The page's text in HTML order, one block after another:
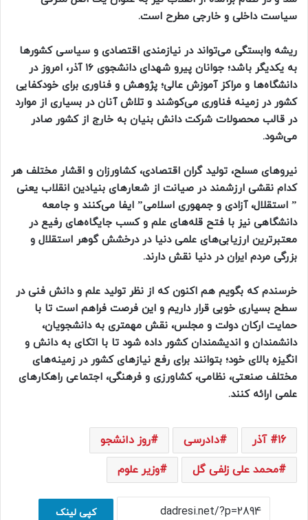
سیاست داخلی و خارجی مطرح است.
ریشه وابستگی می‌تواند در نیازمندی اقتصادی و سیاسی کشورها
به یکدیگر باشد؛ جوانان پیرو شهدای دانشجوی ۱۶ آذر، امروز در
دانشگاه‌ها و مراکز آموزش عالی؛ پژوهش و فناوری برای خودکفایی
کشور در زمینه فناوری می‌کوشند و تلاش آنان در بسیاری از موارد
در قالب محصولات شرکت دانش بنیان به خارج از کشور صادر
می‌شود.
نیروهای مسلح، تولید گران اقتصادی، کشاورزان و اقشار مختلف هر
کدام نقشی ارزشمند در صیانت از شعارهای بنیادین انقلاب یعنی
” استقلال، آزادی و جمهوری اسلامی” ایفا می‌کنند و جامعه
دانشگاهی نیز با فتح قله‌های علم و کسب جایگاه‌های رفیع در
معتبرترین ارزیابی‌های علمی دنیا در درخشش گوهر استقلال و
بزرگی مردم ایران در دنیا نقش دارند.
خرسندم که بگویم هم اکنون که از نظر تولید علم و دانش فنی در
سطح بسیاری خوبی قرار داریم و این فرصت فراهم است تا با
حمایت ارکان دولت و مجلس، نقش مهمتری به دانشجویان،
دانشمندان و اندیشمندان کشور داده شود تا با اتکای به دانش و
انگیزه بالای خود؛ بتوانند برای رفع نیازهای کشور در زمینه‌های
مختلف صنعتی، نظامی، کشاورزی و فرهنگی، اجتماعی راهکارهای
علمی ارائه کنند.
16 آذر دادرسی
روز دانشجو
محمد علی زلفی گل
وزیر علوم
کپی لینک